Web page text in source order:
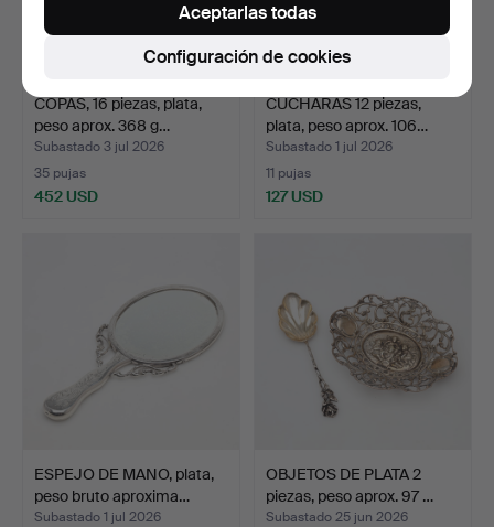
COPAS, 16 piezas, plata,
peso aprox. 368 g…
Subastado 3 jul 2026
35 pujas
452 USD
CUCHARAS 12 piezas,
plata, peso aprox. 106…
Subastado 1 jul 2026
11 pujas
127 USD
ESPEJO DE MANO, plata,
peso bruto aproxima…
Subastado 1 jul 2026
OBJETOS DE PLATA 2
piezas, peso aprox. 97 …
Subastado 25 jun 2026
Configuración de cookies
Aceptarlas todas